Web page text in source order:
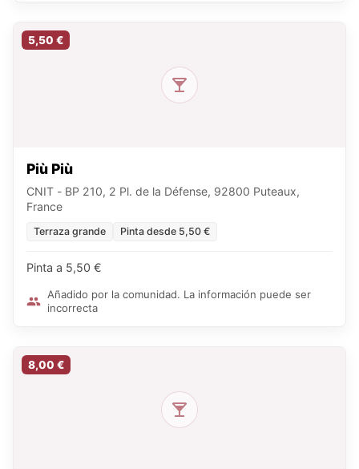
5,50 €
Più Più
CNIT - BP 210, 2 Pl. de la Défense, 92800 Puteaux,
France
Terraza grande Pinta desde 5,50 €
Pinta a 5,50 €
Añadido por la comunidad. La información puede ser
incorrecta
8,00 €